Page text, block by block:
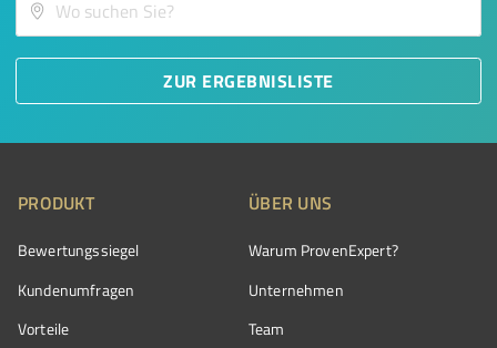
ZUR ERGEBNISLISTE
PRODUKT
Bewertungssiegel
Kundenumfragen
Vorteile
ÜBER UNS
Warum ProvenExpert?
Unternehmen
Team